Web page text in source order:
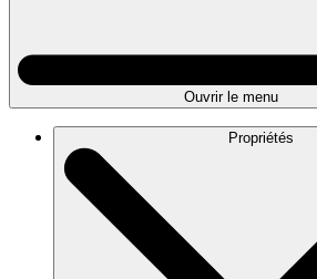
Ouvrir le menu
Propriétés